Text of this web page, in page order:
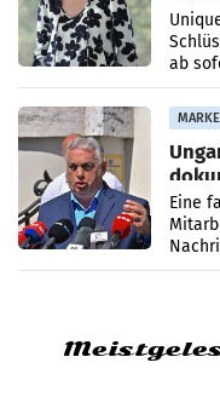
ab
PR-
Anna
Eine